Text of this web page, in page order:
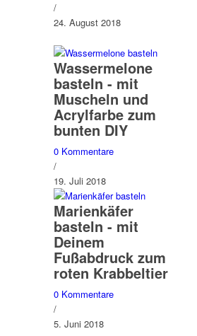
/
24. August 2018
Wassermelone
basteln - mit
Muscheln und
Acrylfarbe zum
bunten DIY
0 Kommentare
/
19. Juli 2018
Marienkäfer
basteln - mit
Deinem
Fußabdruck zum
roten Krabbeltier
0 Kommentare
/
5. Juni 2018